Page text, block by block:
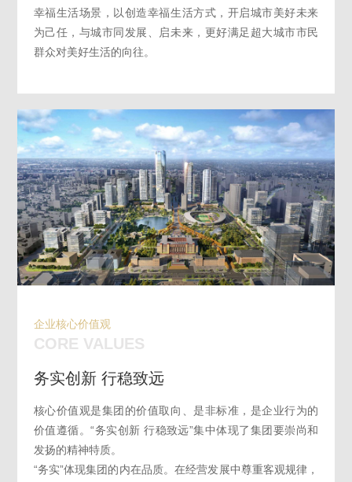
幸福生活场景，以创造幸福生活方式，开启城市美好未来
为己任，与城市同发展、启未来，更好满足超大城市市民
群众对美好生活的向往。
企业核心价值观
CORE VALUES
务实创新 行稳致远
核心价值观是集团的价值取向、是非标准，是企业行为的
价值遵循。“务实创新 行稳致远”集中体现了集团要崇尚和
发扬的精神特质。
“务实”体现集团的内在品质。在经营发展中尊重客观规律，